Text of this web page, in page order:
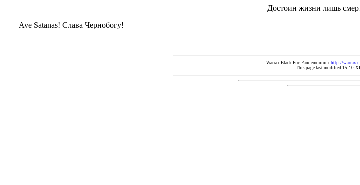
Достоин жизни лишь
Ave Satanas! Слава Чернобогу!
Warrax Black Fire Pandemonium http://
This page last modified 15-10-